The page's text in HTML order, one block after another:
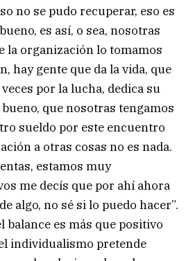
no se pudo recuperar, eso es
es así, o sea, nosotras
la organización lo tomamos
hay gente que da la vida, que
por la lucha, dedica su
que nosotras tengamos
sueldo por este encuentro
a otras cosas no es nada.
estamos muy
me decís que por ahí ahora
algo, no sé si lo puedo hacer”.
balance es más que positivo
individualismo pretende